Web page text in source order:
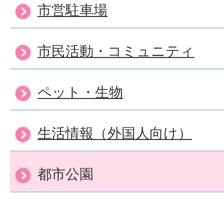
市営駐車場
市民活動・コミュニティ
ペット・生物
生活情報（外国人向け）
都市公園